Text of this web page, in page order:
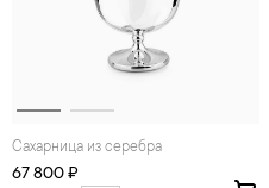
Сахаpница из серебра
67 800 ₽